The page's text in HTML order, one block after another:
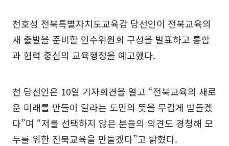
천호성 전북특별자치도교육감 당선인이 전북교육의
새 출발을 준비할 인수위원회 구성을 발표하고 통합
과 협력 중심의 교육행정을 예고했다.
천 당선인은 10일 기자회견을 열고 “전북교육의 새로
운 미래를 만들어 달라는 도민의 뜻을 무겁게 받들겠
다”며 “저를 선택하지 않은 분들의 의견도 경청해 모
두를 위한 전북교육을 만들겠다”고 밝혔다.